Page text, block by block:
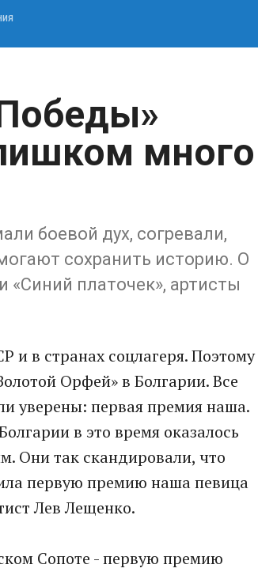
много
боевой дух, согревали,
сохранить историю. О
«Синий платочек», артисты
и в странах соцлагеря. Поэтому
Орфей» в Болгарии. Все
уверены: первая премия наша.
в это время оказалось
Они так скандировали, что
первую премию наша певица
Лев Лещенко.
Сопоте - первую премию